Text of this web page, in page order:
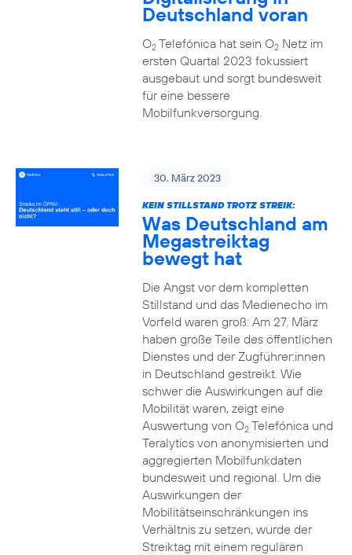
Deutschland voran
O2Telefónica hat sein O2Netz im
ersten Quartal 2023 fokussiert
ausgebaut und sorgt bundesweit
für eine bessere
Mobilfunkversorgung.
30. März 2023
KEIN STILLSTAND TROTZ STREIK:
Was Deutschland am
Megastreiktag
bewegt hat
Die Angst vor dem kompletten
Stillstand und das Medienecho im
Vorfeld waren groß: Am 27. März
haben große Teile des öffentlichen
Dienstes und der Zugführer:innen
in Deutschland gestreikt. Wie
schwer die Auswirkungen auf die
Mobilität waren, zeigt eine
Auswertung von O2Telefónica und
Teralytics von anonymisierten und
aggregierten Mobilfunkdaten
bundesweit und regional. Um die
Auswirkungen der
Mobilitätseinschränkungen ins
Verhältnis zu setzen, wurde der
Streiktag mit einem regulären